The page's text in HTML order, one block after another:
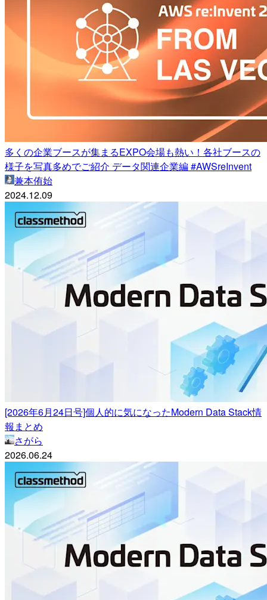
多くの企業ブースが集まるEXPO会場も熱い！各社ブースの
様子を写真多めでご紹介 データ関連企業編 #AWSreInvent
兼本侑始
2024.12.09
[2026年6月24日号]個人的に気になったModern Data Stack情
報まとめ
さがら
2026.06.24